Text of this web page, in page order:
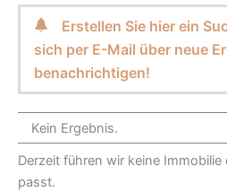
Erstellen Sie hier ein
sich per E-Mail über neue
benachrichtigen!
Kein Ergebnis.
Derzeit führen wir keine
passt.